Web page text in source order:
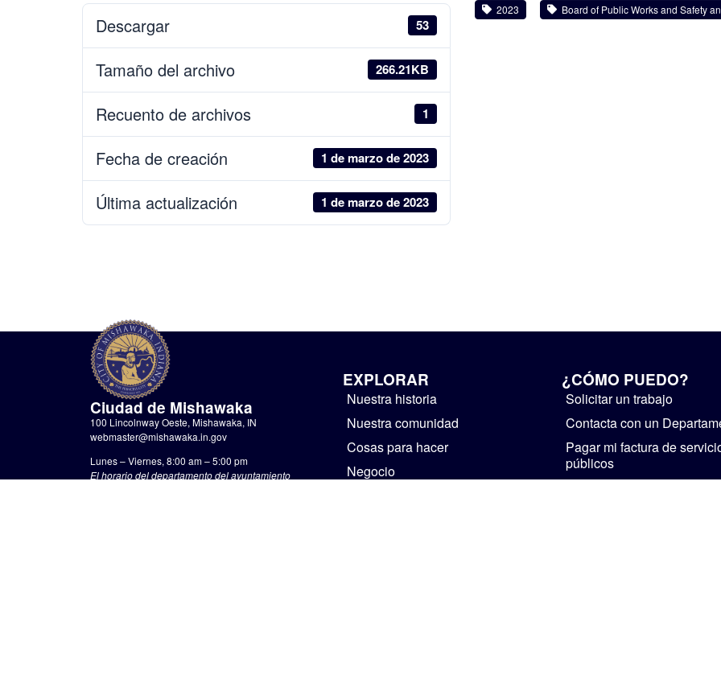
Descargar 53
Tamaño del archivo 266.21KB
Recuento de archivos 1
Fecha de creación 1 de marzo de 2023
Última actualización 1 de marzo de 2023
2023 Board of Public Works and Safety
Ciudad de Mishawaka
100 Lincolnway Oeste, Mishawaka, IN
webmaster@mishawaka.in.gov
Lunes – Viernes, 8:00 am – 5:00 pm
El horario del departamento del ayuntamiento
EXPLORAR
Nuestra historia
Nuestra comunidad
Cosas para hacer
Negocio
¿CÓMO PUEDO?
Solicitar un trabajo
Contacta con un
Pagar mi factura de
públicos